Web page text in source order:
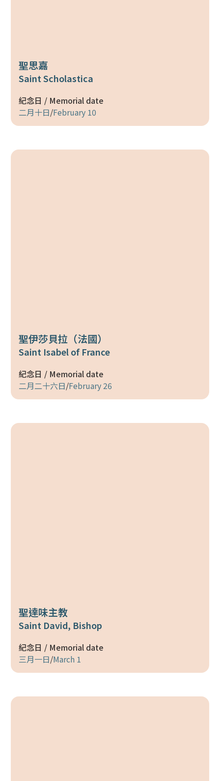
聖思嘉
Saint Scholastica
紀念日 / Memorial date
二月十日/February 10
聖伊莎貝拉（法國）
Saint Isabel of France
紀念日 / Memorial date
二月二十六日/February 26
聖達味主教
Saint David, Bishop
紀念日 / Memorial date
三月一日/March 1